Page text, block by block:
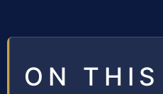
ON THIS